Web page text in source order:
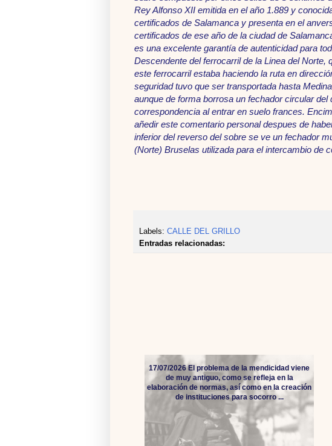
Rey Alfonso XII emitida en el año 1.889 y
certificados de Salamanca y presenta en el
certificados de ese año de la ciudad de
es una excelente garantía de autenticidad para
Descendente del ferrocarril de la Linea del
este ferrocarril estaba haciendo la ruta en
seguridad tuvo que ser transportada hasta
aunque de forma borrosa un fechador circular
correspondencia al entrar en suelo frances.
añedir este comentario personal despues de
inferior del reverso del sobre se ve un fechador
(Norte) Bruselas utilizada para el intercambio de
Labels: CALLE DEL GRILLO
Entradas relacionadas:
17/07/2026 El problema de la mendicidad viene
de muy antiguo, como se refleja en la
elaboración de normas, así como en la creación
de instituciones para socorro ...